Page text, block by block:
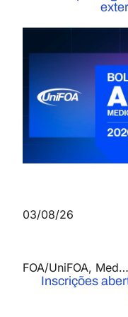
03/08/26
FOA/UniFOA, Medicina
Inscrições